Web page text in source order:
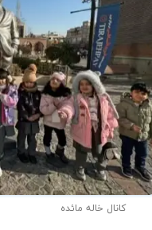
کانال خاله مائده